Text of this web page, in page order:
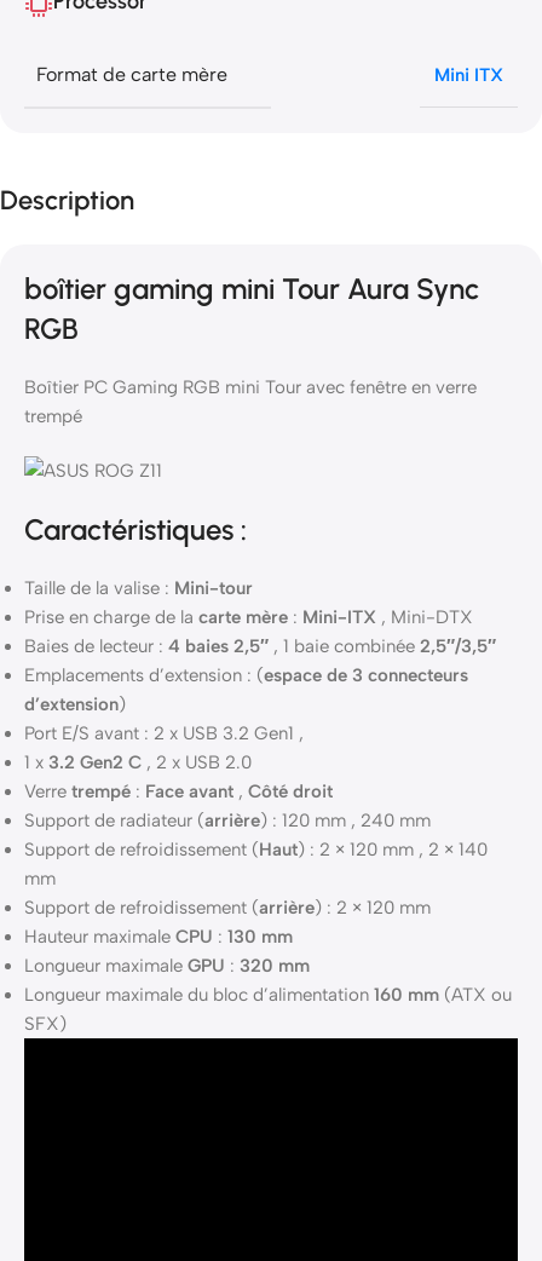
Format de carte mère Mini ITX
Description
boîtier gaming mini Tour Aura Sync
RGB
Boîtier PC Gaming RGB mini Tour avec fenêtre en verre
trempé
Caractéristiques :
Taille de la valise : Mini-tour
Prise en charge de la carte mère : Mini-ITX , Mini-DTX
Baies de lecteur : 4 baies 2,5″ , 1 baie combinée 2,5″/3,5″
Emplacements d’extension : (espace de 3 connecteurs
d’extension)
Port E/S avant : 2 x USB 3.2 Gen1 ,
1 x 3.2 Gen2 C , 2 x USB 2.0
Verre trempé : Face avant , Côté droit
Support de radiateur (arrière) : 120 mm , 240 mm
Support de refroidissement (Haut) : 2 × 120 mm , 2 × 140
mm
Support de refroidissement (arrière) : 2 × 120 mm
Hauteur maximale CPU : 130 mm
Longueur maximale GPU : 320 mm
Longueur maximale du bloc d’alimentation 160 mm (ATX ou
SFX)